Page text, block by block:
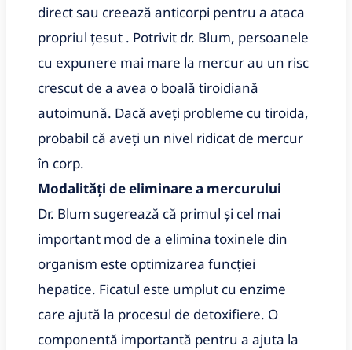
direct sau creează anticorpi pentru a ataca
propriul țesut . Potrivit dr. Blum, persoanele
cu expunere mai mare la mercur au un risc
crescut de a avea o boală tiroidiană
autoimună. Dacă aveți probleme cu tiroida,
probabil că aveți un nivel ridicat de mercur
în corp.
Modalități de eliminare a mercurului
Dr. Blum sugerează că primul și cel mai
important mod de a elimina toxinele din
organism este optimizarea funcției
hepatice. Ficatul este umplut cu enzime
care ajută la procesul de detoxifiere. O
componentă importantă pentru a ajuta la